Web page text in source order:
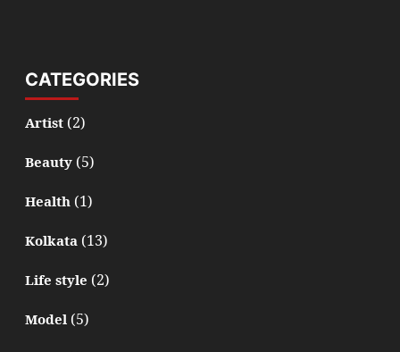
CATEGORIES
Artist(2)
Beauty(5)
Health(1)
Kolkata(13)
Life style (2)
Model(5)